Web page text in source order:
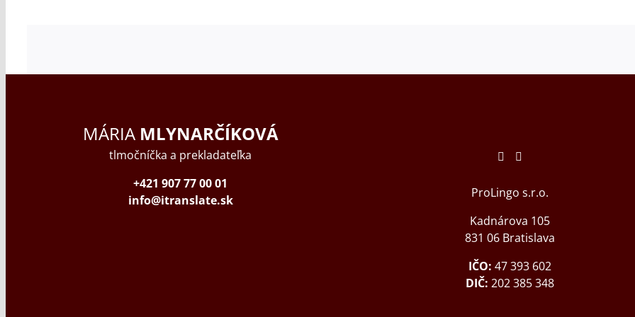
MÁRIA MLYNARČÍKOVÁ
tlmočníčka a prekladateľka
+421 907 77 00 01
info@itranslate.sk
ProLingo s.r.o.
Kadnárova 105
831 06 Bratislava
IČO: 47 393 602
DIČ: 202 385 348